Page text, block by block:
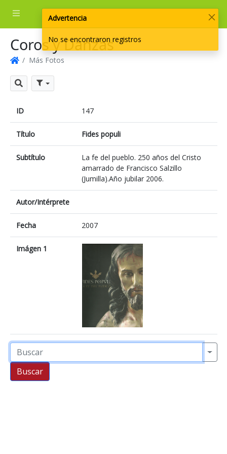
Coros y Danzas
Más Fotos
BuscarFiltros
ID 147
Título Fides populi
Subtítulo
La fe del pueblo. 250 años del Cristo
amarrado de Francisco Salzillo
(Jumilla).Año jubilar 2006.
Autor/Intérprete
Fecha 2007
Imágen 1
Buscar
Advertencia
No se encontraron registros